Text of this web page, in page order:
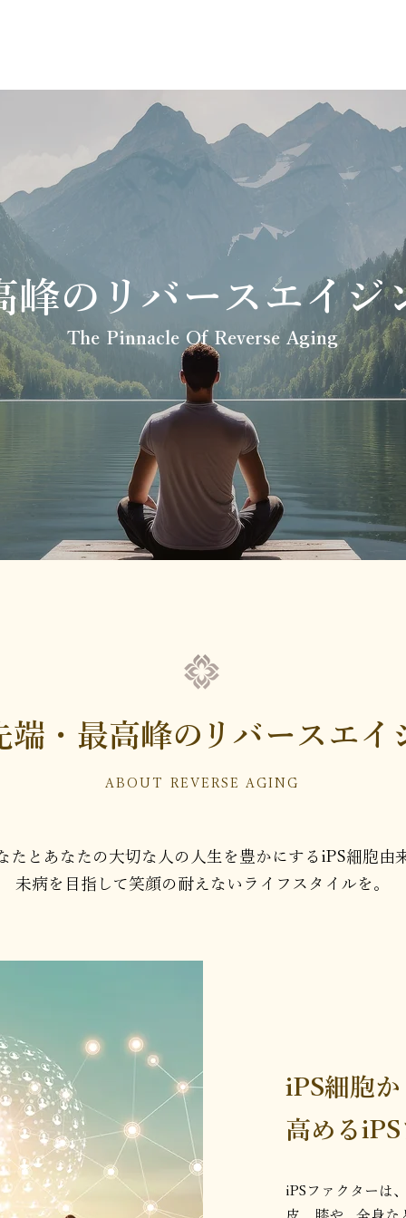
峰のリバースエイジ
The Pinnacle Of Reverse Aging
端・最高峰の リバースエイ
ABOUT REVERSE AGING
たとあなたの大切な人の人生を豊かにするiPS細胞由
未病を目指して笑顔の耐えないライフスタイルを。
iPS細胞
高める
iPSファクターは